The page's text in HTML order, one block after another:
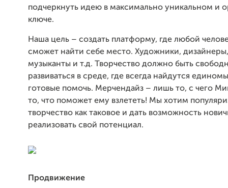
подчеркнуть идею в максимально уникальном и
ключе.
Наша цель – создать платформу, где любой
сможет найти себе место. Художники,
музыканты и т.д. Творчество должно быть
развиваться в среде, где всегда найдутся
готовые помочь. Мерчендайз – лишь то, с чего
то, что поможет ему взлететь! Мы хотим
творчество как таковое и дать возможность
реализовать свой потенциал.
Продвижение